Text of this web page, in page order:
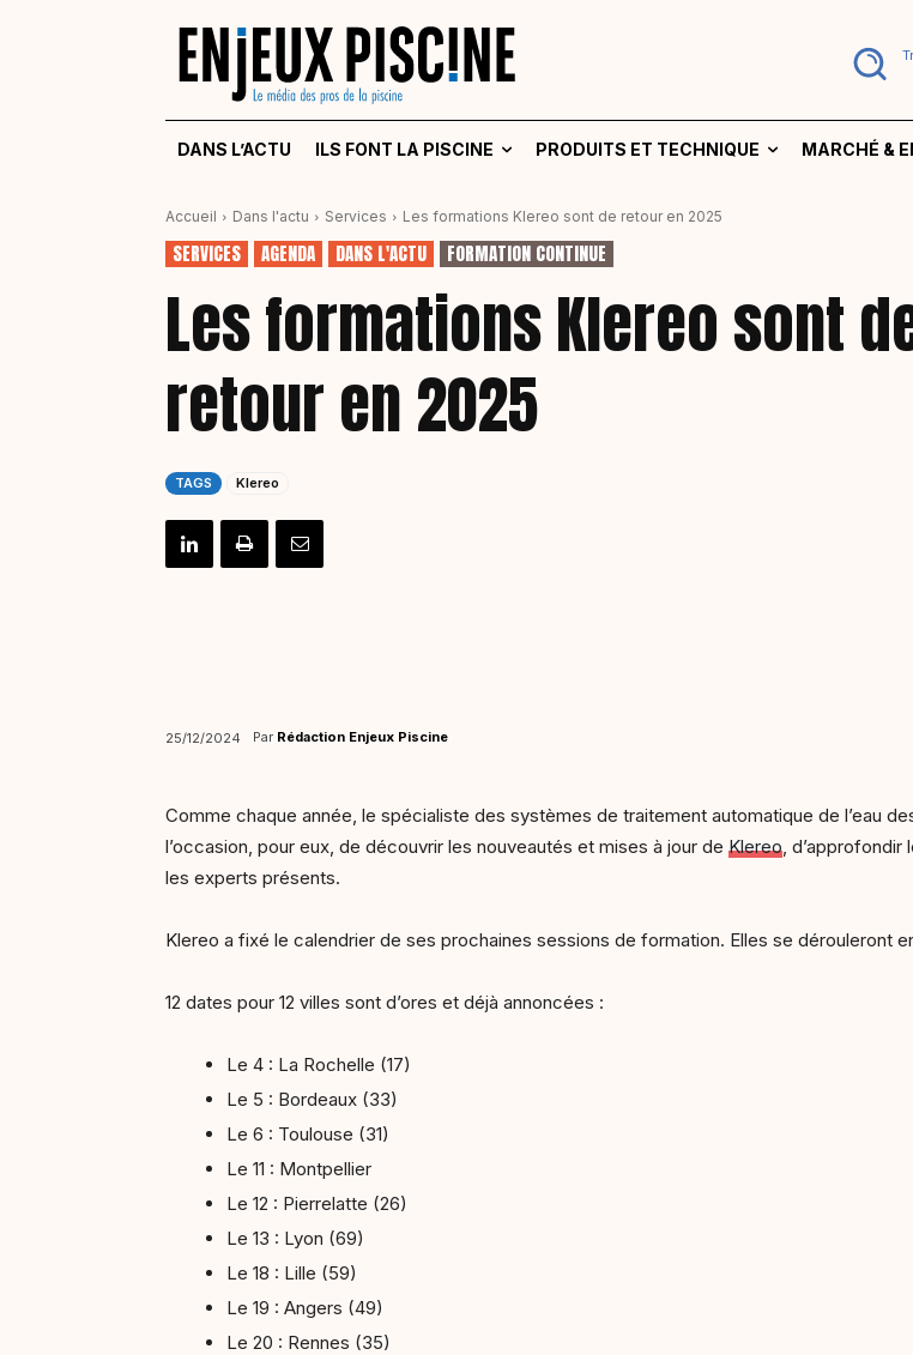
DANS L’ACTU ILS FONT LA PISCINE PRODUITS ET TECHNIQUE MARCHÉ &
Accueil Dans l'actu Services Les formations Klereo sont de retour en 2025
SERVICES AGENDA DANS L'ACTU FORMATION CONTINUE
Les formations Klereo sont
retour en 2025
TAGS Klereo
25/12/2024 Par Rédaction Enjeux Piscine
Comme chaque année, le spécialiste des systèmes de traitement automatique de l’eau
l’occasion, pour eux, de découvrir les nouveautés et mises à jour de Klereo ,
les experts présents.
Klereo a fixé le calendrier de ses prochaines sessions de formation. Elles se dérouleront
12 dates pour 12 villes sont d’ores et déjà annoncées :
Le 4 : La Rochelle (17)
Le 5 : Bordeaux (33)
Le 6 : Toulouse (31)
Le 11 : Montpellier
Le 12 : Pierrelatte (26)
Le 13 : Lyon (69)
Le 18 : Lille (59)
Le 19 : Angers (49)
Le 20 : Rennes (35)